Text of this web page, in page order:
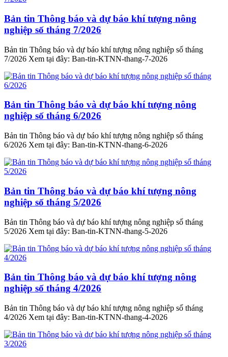
Bản tin Thông báo và dự báo khí tượng nông
nghiệp số tháng 7/2026
Bản tin Thông báo và dự báo khí tượng nông nghiệp số tháng
7/2026 Xem tại đây: Ban-tin-KTNN-thang-7-2026
Bản tin Thông báo và dự báo khí tượng nông
nghiệp số tháng 6/2026
Bản tin Thông báo và dự báo khí tượng nông nghiệp số tháng
6/2026 Xem tại đây: Ban-tin-KTNN-thang-6-2026
Bản tin Thông báo và dự báo khí tượng nông
nghiệp số tháng 5/2026
Bản tin Thông báo và dự báo khí tượng nông nghiệp số tháng
5/2026 Xem tại đây: Ban-tin-KTNN-thang-5-2026
Bản tin Thông báo và dự báo khí tượng nông
nghiệp số tháng 4/2026
Bản tin Thông báo và dự báo khí tượng nông nghiệp số tháng
4/2026 Xem tại đây: Ban-tin-KTNN-thang-4-2026